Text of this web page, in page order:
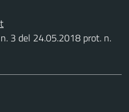
3 del 24.05.2018 prot. n.